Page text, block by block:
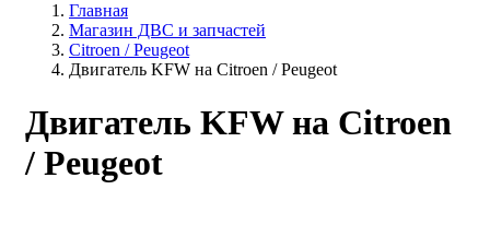
Главная
Магазин ДВС и запчастей
Citroen / Peugeot
Двигатель KFW на Citroen / Peugeot
Двигатель KFW на Citroen
/ Peugeot